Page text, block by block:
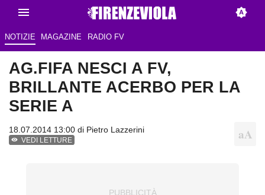
NOTIZIE MAGAZINE RADIO FV
AG.FIFA NESCI A FV,
BRILLANTE ACERBO PER LA
SERIE A
18.07.2014 13:00 di Pietro Lazzerini
VEDI LETTURE